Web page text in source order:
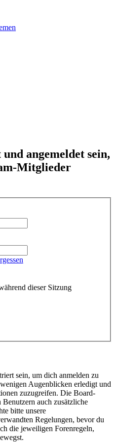
angemeldet sein,
Mitglieder
dieser Sitzung
sein, um dich anmelden zu
Augenblicken erledigt und
zuzugreifen. Die Board-
auch zusätzliche
bitte unsere
Regelungen, bevor du
die jeweiligen Forenregeln,